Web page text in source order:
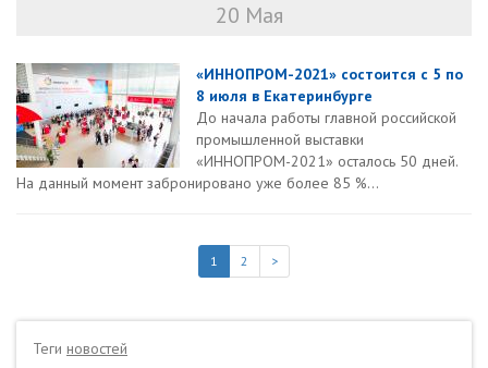
20 Мая
«ИННОПРОМ-2021» состоится с 5 по
8 июля в Екатеринбурге
До начала работы главной российской
промышленной выставки
«ИННОПРОМ-2021» осталось 50 дней.
На данный момент забронировано уже более 85 %...
1 2 >
Теги новостей